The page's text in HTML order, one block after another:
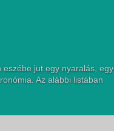
jut egy nyaralás, egy
Az alábbi listában